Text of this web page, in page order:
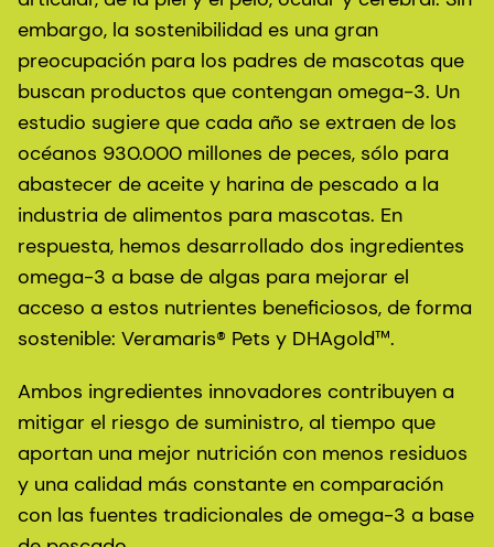
embargo, la sostenibilidad es una gran
preocupación para los padres de mascotas que
buscan productos que contengan omega-3. Un
estudio sugiere que cada año se extraen de los
océanos 930.000 millones de peces, sólo para
abastecer de aceite y harina de pescado a la
industria de alimentos para mascotas. En
respuesta, hemos desarrollado dos ingredientes
omega-3 a base de algas para mejorar el
acceso a estos nutrientes beneficiosos, de forma
sostenible: Veramaris® Pets y DHAgold™.
Ambos ingredientes innovadores contribuyen a
mitigar el riesgo de suministro, al tiempo que
aportan una mejor nutrición con menos residuos
y una calidad más constante en comparación
con las fuentes tradicionales de omega-3 a base